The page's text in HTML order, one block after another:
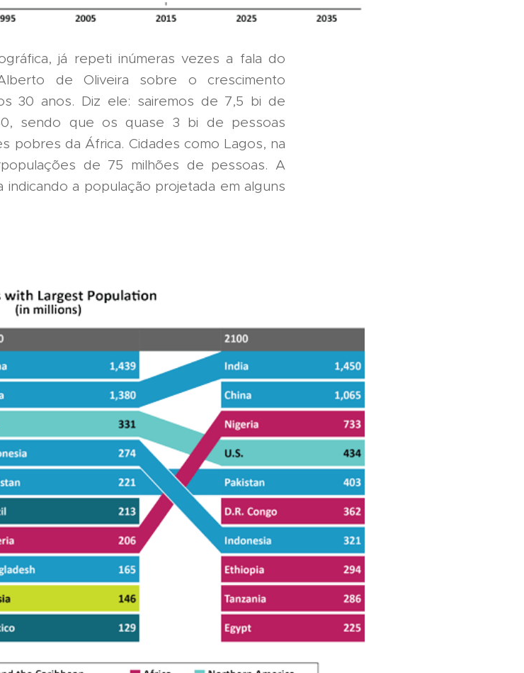
já repeti inúmeras vezes a fala do
de Oliveira sobre o crescimento
30 anos. Diz ele: sairemos de 7,5 bi de
sendo que os quase 3 bi de pessoas
pobres da África. Cidades como Lagos, na
de 75 milhões de pessoas. A
indicando a população projetada em alguns